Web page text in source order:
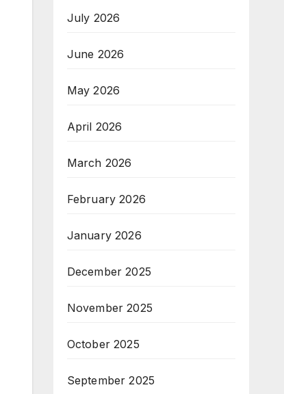
July 2026
June 2026
May 2026
April 2026
March 2026
February 2026
January 2026
December 2025
November 2025
October 2025
September 2025